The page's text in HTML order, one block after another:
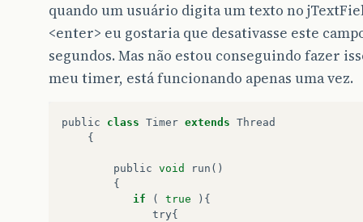
quando um usuário digita um texto no
<enter> eu gostaria que desativasse este
segundos. Mas não estou conseguindo fazer
meu timer, está funcionando apenas uma vez.
public class Timer extends Thread
{
public void run ()
{
if
( true
){
try{